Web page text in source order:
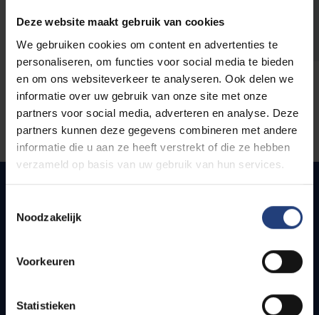
Deze website maakt gebruik van cookies
We gebruiken cookies om content en advertenties te
personaliseren, om functies voor social media te bieden
en om ons websiteverkeer te analyseren. Ook delen we
informatie over uw gebruik van onze site met onze
partners voor social media, adverteren en analyse. Deze
partners kunnen deze gegevens combineren met andere
informatie die u aan ze heeft verstrekt of die ze hebben
verzameld op basis van uw gebruik van hun services.
Noodzakelijk
Voorkeuren
Statistieken
Snel naar
Bereikbaarheid